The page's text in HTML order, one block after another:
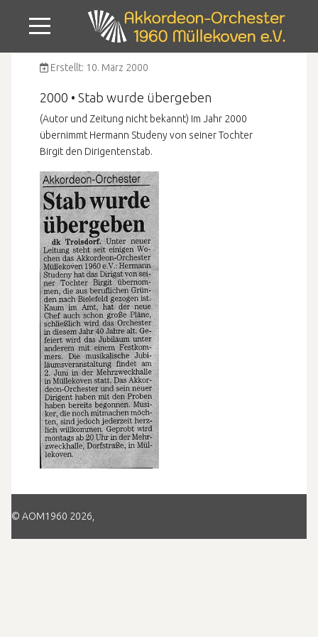
Mobile Menu Toggle
Erstellt: 10. März 2000
2000 • Stab wurde übergeben
(Autor und Zeitung nicht bekannt) Im Jahr 2000
übernimmt Hermann Studeny von seiner Tochter
Birgit den Dirigentenstab.
© AOM1960 2026,